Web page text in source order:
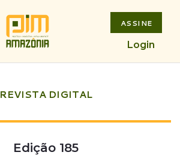
ASSINE
Login
REVISTA DIGITAL
Edição 185